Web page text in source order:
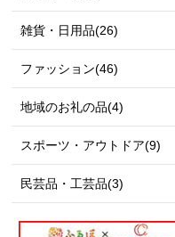
雑貨・日用品(26)
ファッション(46)
地域のお礼の品(4)
スポーツ・アウトドア(9)
民芸品・工芸品(3)